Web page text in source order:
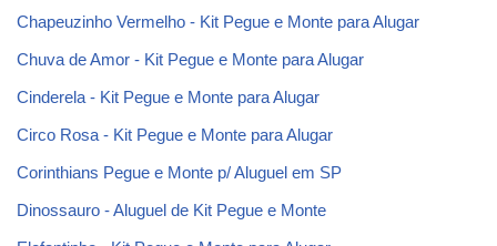
Chapeuzinho Vermelho - Kit Pegue e Monte para Alugar
Chuva de Amor - Kit Pegue e Monte para Alugar
Cinderela - Kit Pegue e Monte para Alugar
Circo Rosa - Kit Pegue e Monte para Alugar
Corinthians Pegue e Monte p/ Aluguel em SP
Dinossauro - Aluguel de Kit Pegue e Monte